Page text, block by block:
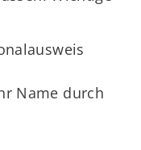
Name durch